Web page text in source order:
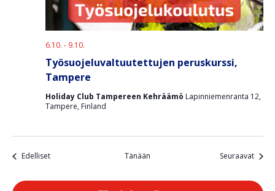
Työsuojeluvaltuutettujen peruskurssi,
Tampere
6.10. - 9.10.
Holiday Club Tampereen Kehräämö Lapinniemenranta 12,
Tampere, Finland
EdellisetTapahtumat Tänään Seuraavat